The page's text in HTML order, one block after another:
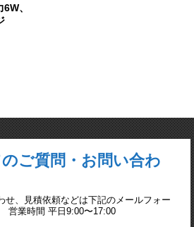
、
ご質問・お問い合わ
せ、見積依頼などは下記のメールフォー
営業時間 平日9:00〜17:00